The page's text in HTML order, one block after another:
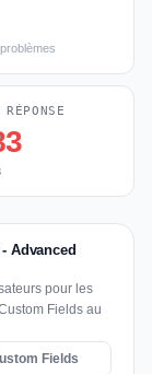
Advanced
pour les
Fields au
Fields